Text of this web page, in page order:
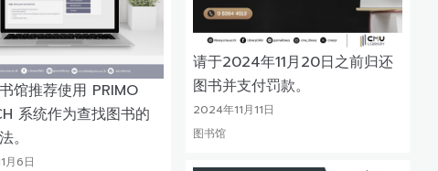
请于2024年11月20日之前归还
图书并支付罚款。
2024年11月11日
图书馆
馆推荐使用 PRIMO
系统作为查找图书的
。
月6日